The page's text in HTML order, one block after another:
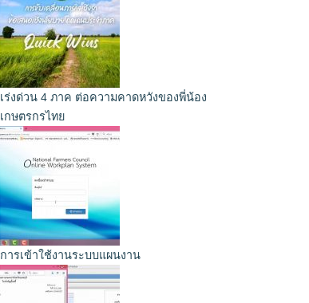
เร่งด่วน 4 ภาค ต่อความคาดหวังของพี่น้อง
เกษตรกรไทย
การเข้าใช้งานระบบแผนงาน